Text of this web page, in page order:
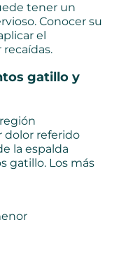
tener un
Conocer su
el
gatillo y
dolor referido
la espalda
gatillo. Los más